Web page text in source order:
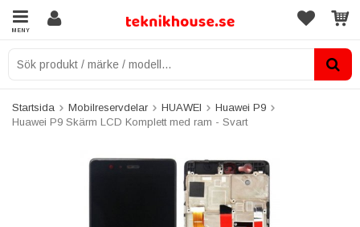
MENY
Startsida Mobilreservdelar HUAWEI
Huawei P9
Huawei P9 Skärm LCD Komplett med ram - Svart